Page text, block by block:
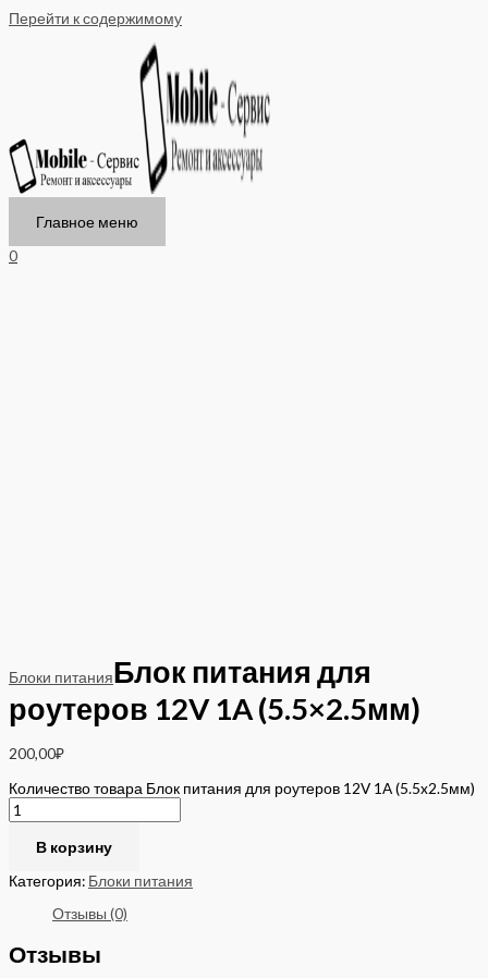
Перейти к содержимому
Главное меню
0
Блоки питанияБлок питания для
роутеров 12V 1A (5.5×2.5мм)
200,00₽
Количество товара Блок питания для роутеров 12V 1A (5.5x2.5мм)
В корзину
Категория: Блоки питания
Отзывы (0)
Отзывы